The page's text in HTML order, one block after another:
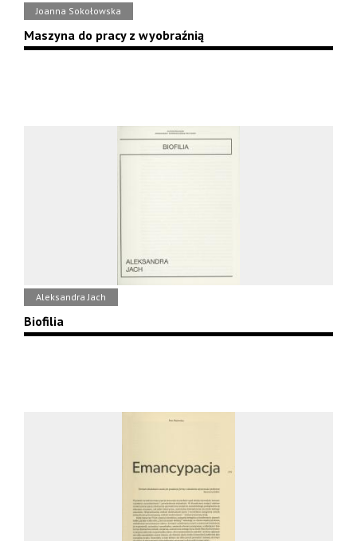
Joanna Sokołowska
Maszyna do pracy z wyobraźnią
Aleksandra Jach
Biofilia